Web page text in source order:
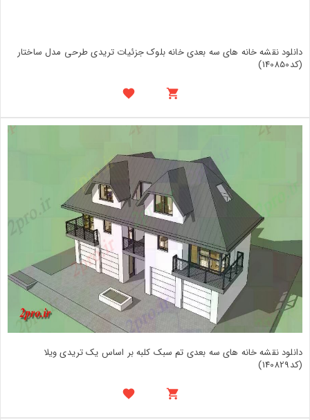
دانلود نقشه خانه های سه بعدی خانه بلوک جزئیات تریدی طرحی مدل ساختار
(کد140850)
دانلود نقشه خانه های سه بعدی تم سبک کلبه بر اساس یک تریدی ویلا
(کد140829)